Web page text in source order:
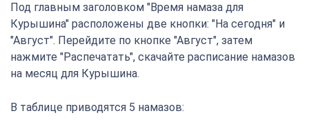
Под главным заголовком "Время намаза для
Курышина" расположены две кнопки: "На сегодня" и
"Август". Перейдите по кнопке "Август", затем
нажмите "Распечатать", скачайте расписание намазов
на месяц для Курышина.
В таблице приводятся 5 намазов: